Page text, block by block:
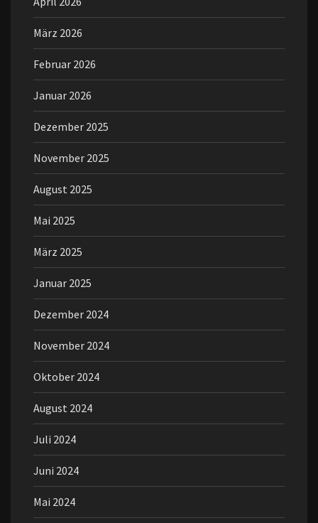
März 2026
Februar 2026
Januar 2026
Dezember 2025
November 2025
August 2025
Mai 2025
März 2025
Januar 2025
Dezember 2024
November 2024
Oktober 2024
August 2024
Juli 2024
Juni 2024
Mai 2024